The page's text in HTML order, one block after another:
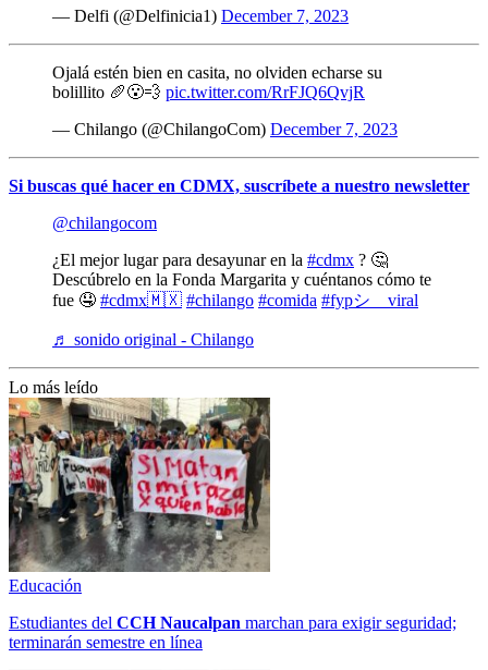
— Delfi (@Delfinicia1) December 7, 2023
Ojalá estén bien en casita, no olviden echarse su
bolillito 🥖😮‍💨 pic.twitter.com/RrFJQ6QvjR
— Chilango (@ChilangoCom) December 7, 2023
Si buscas qué hacer en CDMX, suscríbete a nuestro newsletter
@chilangocom
¿El mejor lugar para desayunar en la #cdmx ? 🤔
Descúbrelo en la Fonda Margarita y cuéntanos cómo te
fue 🤤 #cdmx🇲🇽 #chilango #comida #fypシ゚viral
♬ sonido original - Chilango
Lo más leído
Educación
Estudiantes del CCH Naucalpan marchan para exigir seguridad;
terminarán semestre en línea